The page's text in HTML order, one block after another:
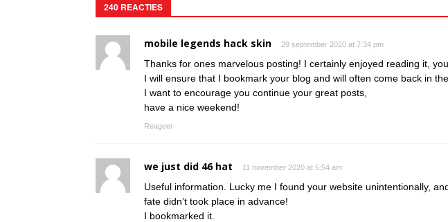
240 REACTIES
mobile legends hack skin 29 september 2020 at 7:34 pm
Thanks for ones marvelous posting! I certainly enjoyed reading it,
I will ensure that I bookmark your blog and will often come back in
I want to encourage you continue your great posts,
have a nice weekend!
Reageer
we just did 46 hat 11 november 2020 at 5:54 am
Useful information. Lucky me I found your website unintentionally,
fate didn’t took place in advance!
I bookmarked it.